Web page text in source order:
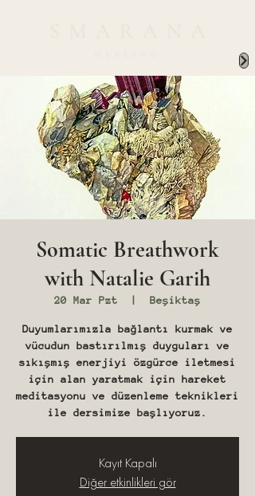
Somatic Breathwork
with Natalie Garih
20 Mar Pzt Beşiktaş
Duyumlarımızla bağlantı kurmak ve
vücudun bastırılmış duyguları ve
sıkışmış enerjiyi özgürce iletmesi
için alan yaratmak için hareket
meditasyonu ve düzenleme teknikleri
ile dersimize başlıyoruz.
Kayıt Kapalı
Diğer etkinlikleri gör